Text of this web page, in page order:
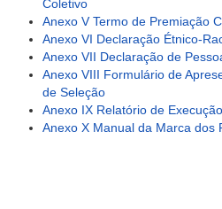
Coletivo
Anexo V Termo de Premiação
Anexo VI Declaração Étnico-
Anexo VII Declaração de
Anexo VIII Formulário de
de Seleção
Anexo IX Relatório de
Anexo X Manual da Marca dos